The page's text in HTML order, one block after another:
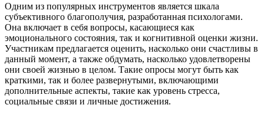
Одним из популярных инструментов является шкала
субъективного благополучия, разработанная психологами.
Она включает в себя вопросы, касающиеся как
эмоционального состояния, так и когнитивной оценки жизни.
Участникам предлагается оценить, насколько они счастливы в
данный момент, а также обдумать, насколько удовлетворены
они своей жизнью в целом. Такие опросы могут быть как
краткими, так и более развернутыми, включающими
дополнительные аспекты, такие как уровень стресса,
социальные связи и личные достижения.